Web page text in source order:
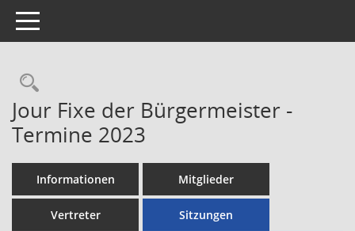
Toggle navigation
Rechercheauswahl
Jour Fixe der Bürgermeister -
Termine 2023
Informationen Mitglieder
Vertreter Sitzungen